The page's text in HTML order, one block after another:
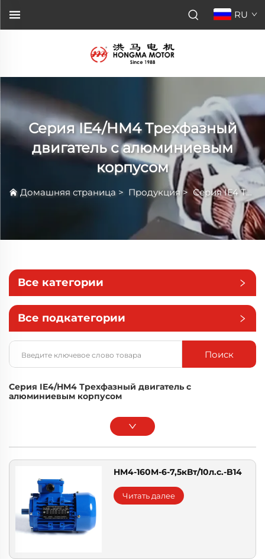
RU
Серия IE4/HM4 Трехфазный
двигатель с алюминиевым
корпусом
Домашняя страница > Продукция> Серия IE4 Трёхфазный Электродвигатель
Все категории
Все подкатегории
Поиск
Серия IE4/HM4 Трехфазный двигатель с
алюминиевым корпусом
HM4-160M-6-7,5кВт/10л.с.-B14
Читать далее